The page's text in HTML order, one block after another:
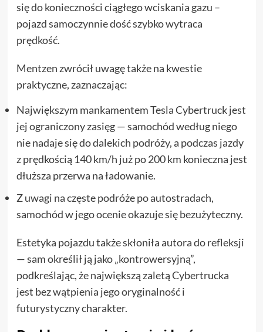
się do konieczności ciągłego wciskania gazu –
pojazd samoczynnie dość szybko wytraca
prędkość.
Mentzen zwrócił uwagę także na kwestie
praktyczne, zaznaczając:
Największym mankamentem Tesla Cybertruck jest
jej ograniczony zasięg — samochód według niego
nie nadaje się do dalekich podróży, a podczas jazdy
z prędkością 140 km/h już po 200 km konieczna jest
dłuższa przerwa na ładowanie.
Z uwagi na częste podróże po autostradach,
samochód w jego ocenie okazuje się bezużyteczny.
Estetyka pojazdu także skłoniła autora do refleksji
— sam określił ją jako „kontrowersyjną”,
podkreślając, że największą zaletą Cybertrucka
jest bez wątpienia jego oryginalność i
futurystyczny charakter.